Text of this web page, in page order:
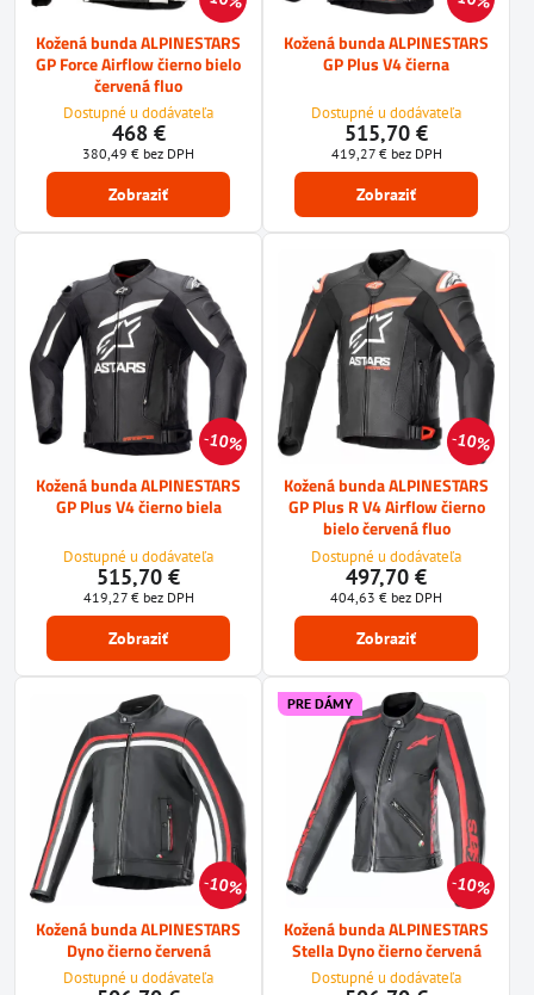
Kožená bunda ALPINESTARS
GP Force Airflow čierno bielo
červená fluo
Dostupné u dodávateľa
468 €
380,49 € bez DPH
Zobraziť
Kožená bunda ALPINESTARS
GP Plus V4 čierna
Dostupné u dodávateľa
515,70 €
419,27 € bez DPH
Zobraziť
10%
Kožená bunda ALPINESTARS
GP Plus V4 čierno biela
Dostupné u dodávateľa
515,70 €
419,27 € bez DPH
Zobraziť
10%
Kožená bunda ALPINESTARS
GP Plus R V4 Airflow čierno
bielo červená fluo
Dostupné u dodávateľa
497,70 €
404,63 € bez DPH
Zobraziť
10%
Kožená bunda ALPINESTARS
Dyno čierno červená
Dostupné u dodávateľa
10%
PRE DÁMY
Kožená bunda ALPINESTARS
Stella Dyno čierno červená
Dostupné u dodávateľa